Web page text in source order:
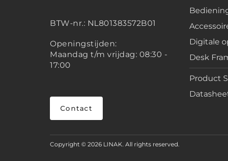
BTW-nr.: NL801383572B01
Openingstijden:
Maandag t/m vrijdag: 08:30 -
17:00
Contact
Digitale
Desk
Product
Copyright © 2026 LINAK. All rights reserved.